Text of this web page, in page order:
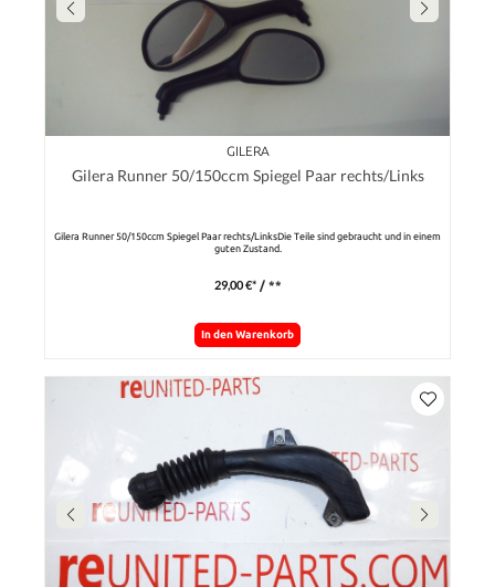
GILERA
Gilera Runner 50/150ccm Spiegel Paar rechts/Links
Gilera Runner 50/150ccm Spiegel Paar rechts/LinksDie Teile sind gebraucht und in einem
guten Zustand.
29,00 €* / **
In den Warenkorb